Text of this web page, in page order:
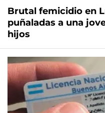
Brutal femicidio en
puñaladas a una
hijos